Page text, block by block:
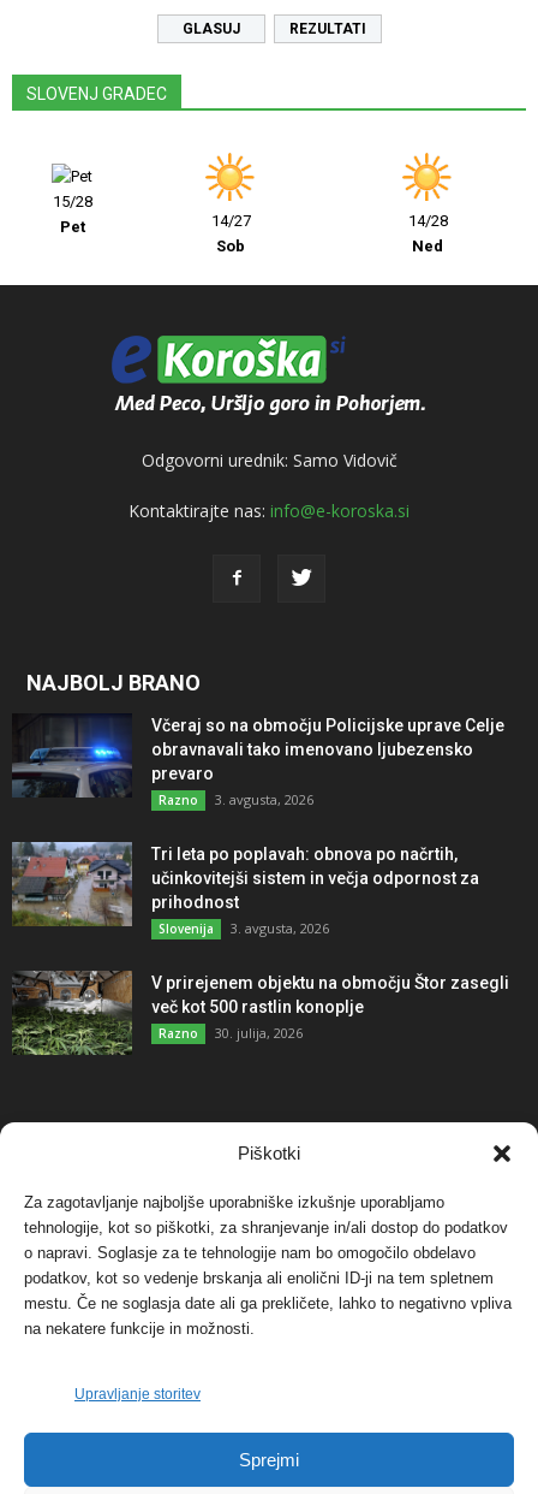
Piškotki
Za zagotavljanje najboljše uporabniške izkušnje uporabljamo
tehnologije, kot so piškotki, za shranjevanje in/ali dostop do podatkov
o napravi. Soglasje za te tehnologije nam bo omogočilo obdelavo
podatkov, kot so vedenje brskanja ali enolični ID-ji na tem spletnem
mestu. Če ne soglasja date ali ga prekličete, lahko to negativno vpliva
na nekatere funkcije in možnosti.
Upravljanje storitev
Sprejmi
REZULTATI
SLOVENJ GRADEC
15/28
Pet
14/27
Sob
14/28
Ned
Odgovorni urednik: Samo Vidovič
Kontaktirajte nas: info@e-koroska.si
NAJBOLJ BRANO
Včeraj so na območju Policijske uprave Celje
obravnavali tako imenovano ljubezensko
prevaro
Razno 3. avgusta, 2026
Tri leta po poplavah: obnova po načrtih,
učinkovitejši sistem in večja odpornost za
prihodnost
Slovenija 3. avgusta, 2026
V prirejenem objektu na območju Štor zasegli
več kot 500 rastlin konoplje
Razno 30. julija, 2026
NAJBOLJ KOMENTIRANO
Protest proti vetrnim elektrarnam na Ojstrici, v
svetu pa vedno bolj...
Dogodki 12. maja, 2017
Tožilstvo v Celovcu v korist elektrarnam
Verbund
FOTO: Razstava cvetličarskega mojstra Andreja
Dogodki 27. novembra, 2017